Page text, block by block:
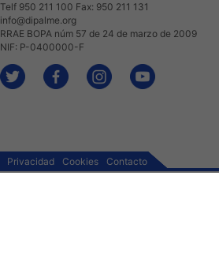
Telf 950 211 100 Fax: 950 211 131
info@dipalme.org
RRAE BOPA núm 57 de 24 de marzo de 2009
NIF: P-0400000-F
Privacidad Cookies Contacto